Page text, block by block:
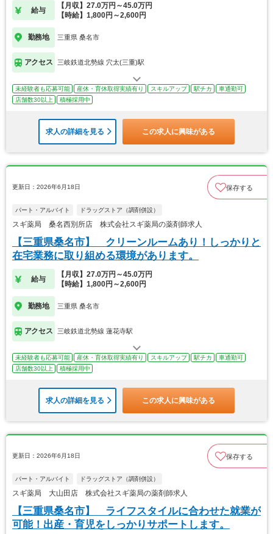
給与
【月収】27.0万円～45.0万円
【時給】1,800円～2,600円
勤務地 三重県 桑名市
アクセス 三岐鉄道北勢線 穴太(三重)駅
未経験者も応募可能 産休・育休取得実績有り スキルアップ 駅チカ
車通勤可
店舗数30以上
積極採用中
求人の詳細を見る この求人に興味がある
更新日：2026年6月18日 保存する
パート・アルバイト ドラッグストア（調剤併設）
スギ薬局 桑名西別所店 株式会社スギ薬局の薬剤師求人
【三重県桑名市】 クリーンルームあり！しっかりと
在宅業務に取り組める環境があります。
給与
【月収】27.0万円～45.0万円
【時給】1,800円～2,600円
勤務地 三重県 桑名市
アクセス 三岐鉄道北勢線 蓮花寺駅
未経験者も応募可能 産休・育休取得実績有り スキルアップ 駅チカ
車通勤可
店舗数30以上
積極採用中
求人の詳細を見る この求人に興味がある
更新日：2026年6月18日 保存する
パート・アルバイト ドラッグストア（調剤併設）
スギ薬局 大山田店 株式会社スギ薬局の薬剤師求人
【三重県桑名市】 ライフスタイルに合わせた就業が
可能！出産・育児をしっかりサポートします。